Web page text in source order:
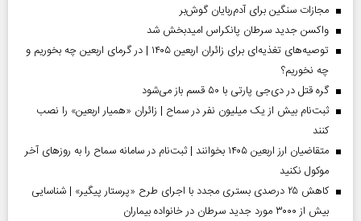
مجازات سنگین برای آدم‌ربایان گوش‌بر
واکسن جدید سرطان پانکراس امیدبخش شد
توصیه‌های تغذیه‌ای برای زائران اربعین ۱۴۰۵ | در گرمای اربعین چه بخوریم و
چه نخوریم؟
گره قتل در دی‌جی پارتی با ۵۰ قسم باز می‌شود
ثبت‌نام بیش از یک میلیون نفر در سماح | زائران «همیار اربعین» را نصب
کنند
متقاضیان ارز اربعین ۱۴۰۵ بخوانند | ثبت‌نام در سامانه سماح را به روز‌های آخر
موکول نکنید
کاهش ۲۵ درصدی بستری مجدد با اجرای طرح «پرستار پیگیر» | شناسایی
بیش از ۳۰۰۰ مورد جدید سرطان در خانواده بیماران